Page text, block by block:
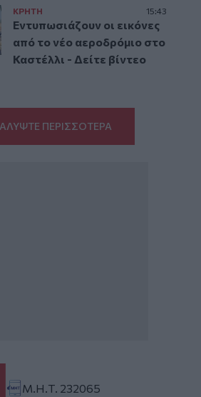
ΚΡΗΤΗ 15:43
Εντυπωσιάζουν οι εικόνες
από το νέο αεροδρόμιο στο
Καστέλλι - Δείτε βίντεο
ΠΕΡΙΣΣΟΤΕΡΑ
Μ.Η.Τ. 232065